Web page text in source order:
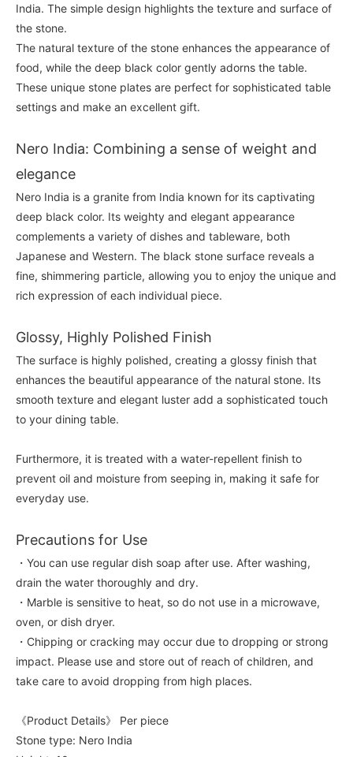
India. The simple design highlights the texture and surface of
the stone.
The natural texture of the stone enhances the appearance of
food, while the deep black color gently adorns the table.
These unique stone plates are perfect for sophisticated table
settings and make an excellent gift.
Nero India: Combining a sense of weight and
elegance
Nero India is a granite from India known for its captivating
deep black color. Its weighty and elegant appearance
complements a variety of dishes and tableware, both
Japanese and Western. The black stone surface reveals a
fine, shimmering particle, allowing you to enjoy the unique and
rich expression of each individual piece.
Glossy, Highly Polished Finish
The surface is highly polished, creating a glossy finish that
enhances the beautiful appearance of the natural stone. Its
smooth texture and elegant luster add a sophisticated touch
to your dining table.
Furthermore, it is treated with a water-repellent finish to
prevent oil and moisture from seeping in, making it safe for
everyday use.
Precautions for Use
・You can use regular dish soap after use. After washing,
drain the water thoroughly and dry.
・Marble is sensitive to heat, so do not use in a microwave,
oven, or dish dryer.
・Chipping or cracking may occur due to dropping or strong
impact. Please use and store out of reach of children, and
take care to avoid dropping from high places.
《Product Details》 Per piece
Stone type: Nero India